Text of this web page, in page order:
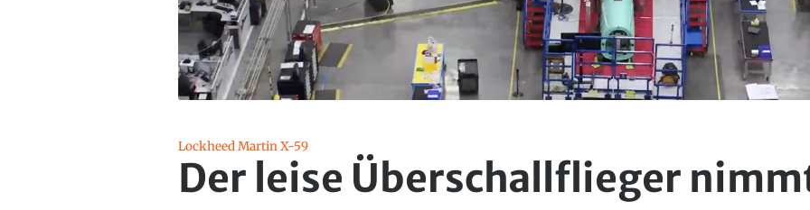
Lockheed Martin X-59
Der leise Überschallflieger